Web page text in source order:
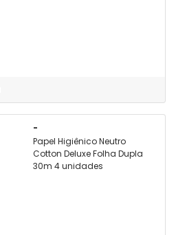
-
Papel Higiênico Neutro
Cotton Deluxe Folha Dupla
30m 4 unidades